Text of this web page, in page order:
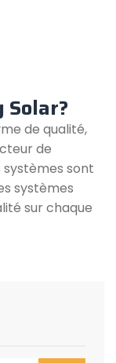
Solar?
de qualité,
de
systèmes sont
systèmes
sur chaque